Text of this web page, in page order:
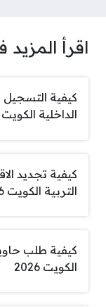
اقرأ المزيد
كيفية التسجيل
الداخلية الكويت 2026
كيفية تجديد
التربية الكويت 2026
كيفية طلب
الكويت 2026